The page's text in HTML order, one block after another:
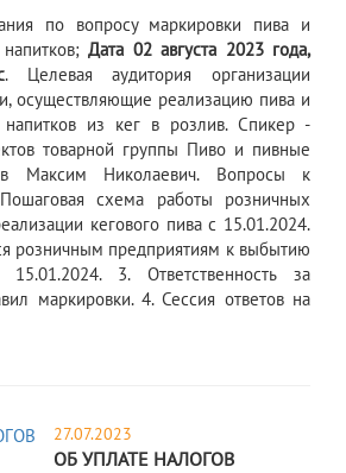
по вопросу маркировки пива и
Дата 02 августа 2023 года,
. Целевая аудитория организации
осуществляющие реализацию пива и
напитков из кег в розлив. Спикер -
товарной группы Пиво и пивные
Максим Николаевич. Вопросы к
схема работы розничных
кегового пива с 15.01.2024.
розничным предприятиям к выбытию
3. Ответственность за
маркировки. 4. Сессия ответов на
27.07.2023
ОБ УПЛАТЕ НАЛОГОВ